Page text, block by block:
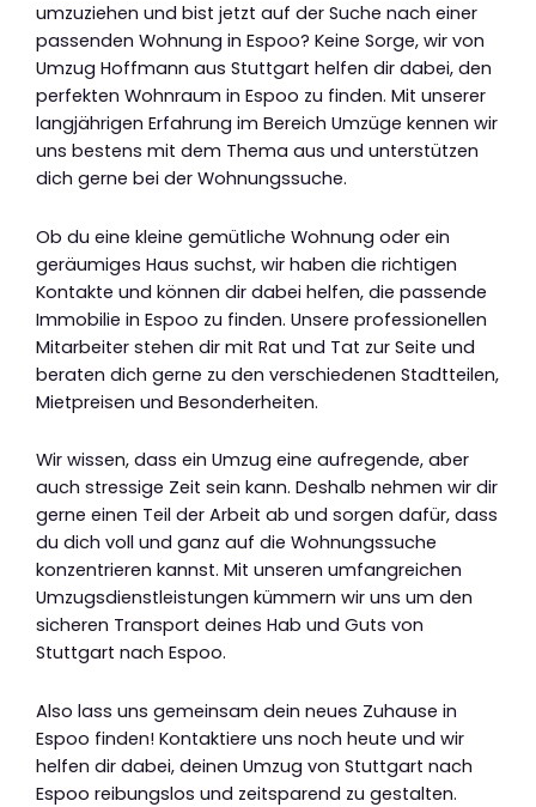
umzuziehen und bist jetzt auf der Suche nach einer
passenden Wohnung in Espoo? Keine Sorge, wir von
Umzug Hoffmann aus Stuttgart helfen dir dabei, den
perfekten Wohnraum in Espoo zu finden. Mit unserer
langjährigen Erfahrung im Bereich Umzüge kennen wir
uns bestens mit dem Thema aus und unterstützen
dich gerne bei der Wohnungssuche.
Ob du eine kleine gemütliche Wohnung oder ein
geräumiges Haus suchst, wir haben die richtigen
Kontakte und können dir dabei helfen, die passende
Immobilie in Espoo zu finden. Unsere professionellen
Mitarbeiter stehen dir mit Rat und Tat zur Seite und
beraten dich gerne zu den verschiedenen Stadtteilen,
Mietpreisen und Besonderheiten.
Wir wissen, dass ein Umzug eine aufregende, aber
auch stressige Zeit sein kann. Deshalb nehmen wir dir
gerne einen Teil der Arbeit ab und sorgen dafür, dass
du dich voll und ganz auf die Wohnungssuche
konzentrieren kannst. Mit unseren umfangreichen
Umzugsdienstleistungen kümmern wir uns um den
sicheren Transport deines Hab und Guts von
Stuttgart nach Espoo.
Also lass uns gemeinsam dein neues Zuhause in
Espoo finden! Kontaktiere uns noch heute und wir
helfen dir dabei, deinen Umzug von Stuttgart nach
Espoo reibungslos und zeitsparend zu gestalten.